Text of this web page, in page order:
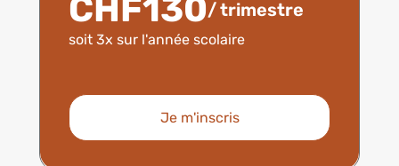
CHF130/ trimestre
soit 3x sur l'année scolaire
Je m'inscris